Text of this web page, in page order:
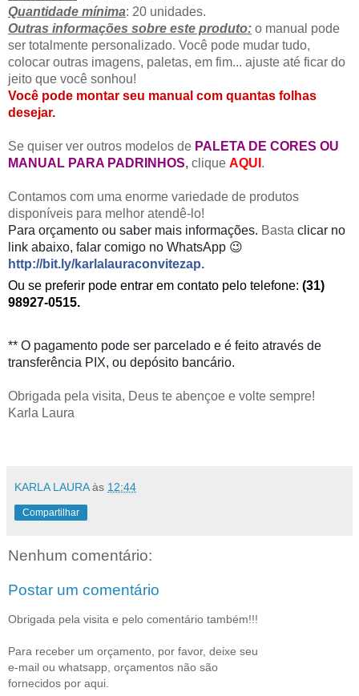
Quantidade mínima: 20 unidades.
Outras informações sobre este produto: o manual pode
ser totalmente personalizado. Você pode mudar tudo,
colocar outras imagens, paletas, em fim... ajuste até ficar do
jeito que você sonhou!
Você pode montar seu manual com quantas folhas
desejar.
Se quiser ver outros modelos de PALETA DE CORES OU
MANUAL PARA PADRINHOS, clique AQUI .
Contamos com uma enorme variedade de produtos
disponíveis para melhor atendê-lo!
Para orçamento ou saber mais informações. Basta clicar no
link abaixo, falar comigo no WhatsApp 😉
http://bit.ly/karlalauraconvitezap.
Ou se preferir pode entrar em contato pelo telefone: (31)
98927-0515.
** O pagamento pode ser parcelado e é feito através de
transferência PIX, ou depósito bancário.
Obrigada pela visita, Deus te abençoe e volte sempre!
Karla Laura
KARLA LAURA às 12:44
Compartilhar
Nenhum comentário:
Postar um comentário
Obrigada pela visita e pelo comentário também!!!
Para receber um orçamento, por favor, deixe seu
e-mail ou whatsapp, orçamentos não são
fornecidos por aqui.